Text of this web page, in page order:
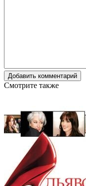
Добавить комментарий
Смотрите также